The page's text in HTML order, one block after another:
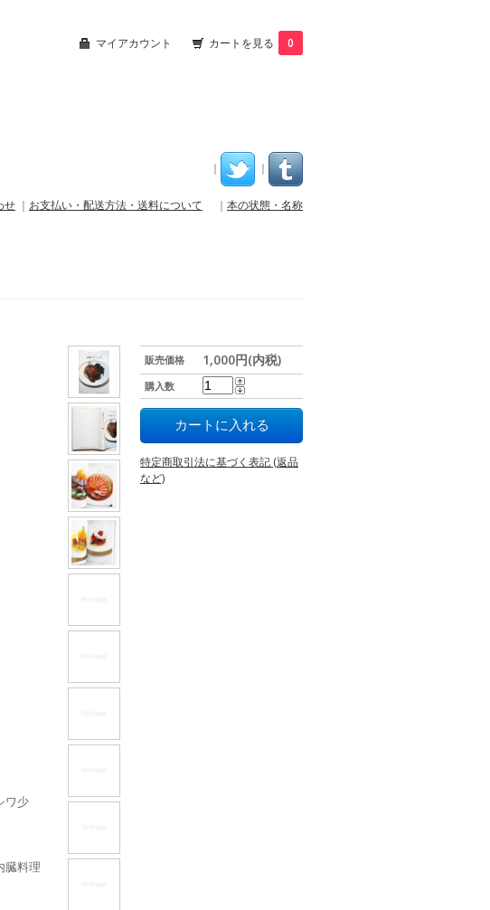
マイアカウント カートを見る 0
｜ ｜
せ ｜ お支払い・配送方法・送料について ｜ 本の状態・名称
販売価格 1,000円(内税)
購入数
特定商取引法に基づく表記 (返品
など)
ワ少
臓料理